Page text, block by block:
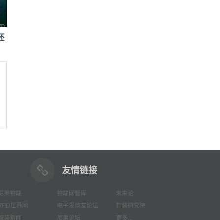
友情链接
果物联 物联网智库
未来论
世界网
电子发烧友论坛
智装研究院
装新闻
尼果论坛 更多...